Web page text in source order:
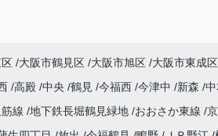
大阪市鶴見区 大阪市旭区 大阪市東成区
高殿 中央 鶴見 今福西 今津中 新森
線 地下鉄長堀鶴見緑地 おおさか東線